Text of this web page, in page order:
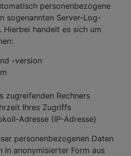
personenbezogene
sogenannten Server-Log-
Hierbei handelt es sich um
-version
zugreifenden Rechners
Ihres Zugriffs
Adresse (IP-Adresse)
personenbezogenen Daten
anonymisierter Form aus